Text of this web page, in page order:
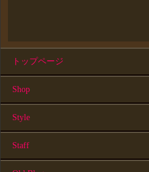
トップページ
Shop
Style
Staff